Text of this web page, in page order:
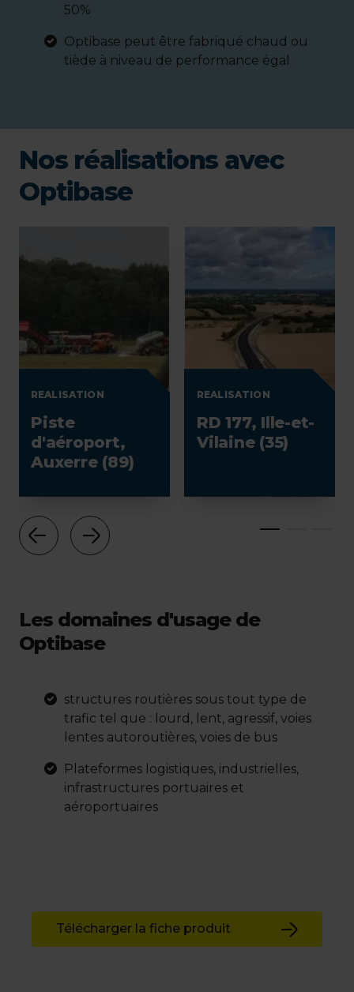
50%
Optibase peut être fabriqué chaud ou
tiède à niveau de performance égal
Nos réalisations avec
Optibase
REALISATION
Piste
d'aéroport,
Auxerre (89)
REALISATION
RD 177, Ille-et-
Vilaine (35)
Les domaines d'usage de
Optibase
structures routières sous tout type de
trafic tel que : lourd, lent, agressif, voies
lentes autoroutières, voies de bus
Plateformes logistiques, industrielles,
infrastructures portuaires et
aéroportuaires
Télécharger la fiche produit